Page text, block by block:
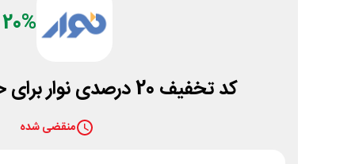
20%
کد تخفیف 20 درصدی نوار برای خرید کتاب صوتی
منقضی شده